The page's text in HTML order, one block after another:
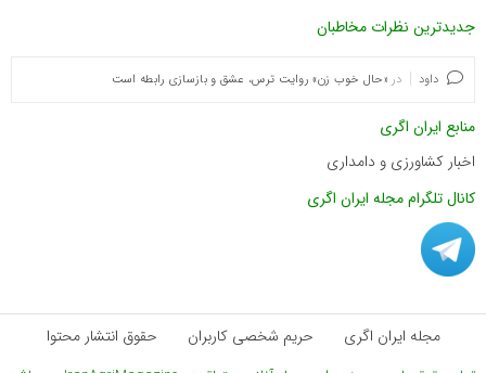
جدیدترین نظرات مخاطبان
داود در «حال خوب زن» روایت ترس، عشق و بازسازی رابطه است
منابع ایران اگری
اخبار کشاورزی و دامداری
کانال تلگرام مجله ایران اگری
مجله ایران اگری حریم شخصی کاربران حقوق انتشار محتوا